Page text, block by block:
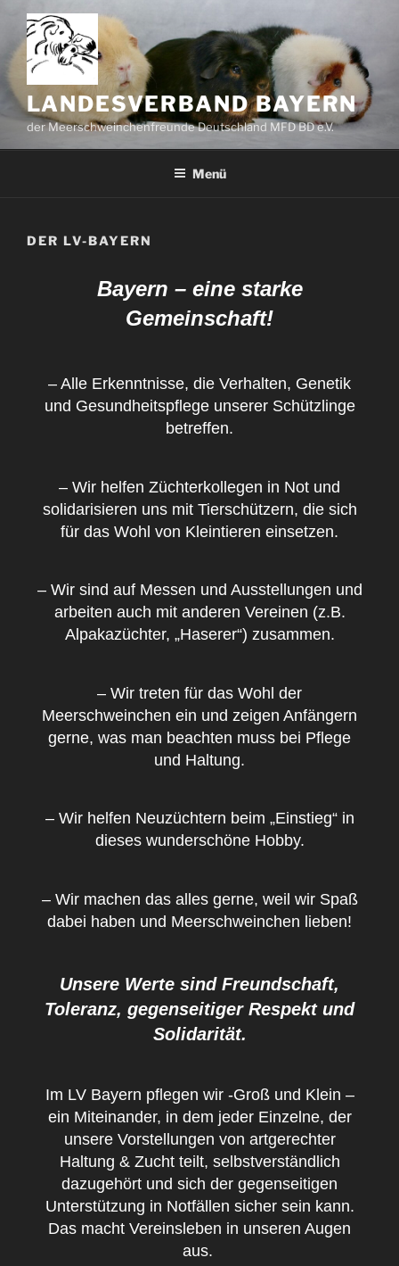
LANDESVERBAND BAYERN
der Meerschweinchenfreunde Deutschland MFD BD e.V.
Menü
DER LV-BAYERN
Bayern – eine starke
Gemeinschaft!
– Alle Erkenntnisse, die Verhalten, Genetik
und Gesundheitspflege unserer Schützlinge
betreffen.
– Wir helfen Züchterkollegen in Not und
solidarisieren uns mit Tierschützern, die sich
für das Wohl von Kleintieren einsetzen.
– Wir sind auf Messen und Ausstellungen und
arbeiten auch mit anderen Vereinen (z.B.
Alpakazüchter, „Haserer“) zusammen.
– Wir treten für das Wohl der
Meerschweinchen ein und zeigen Anfängern
gerne, was man beachten muss bei Pflege
und Haltung.
– Wir helfen Neuzüchtern beim „Einstieg“ in
dieses wunderschöne Hobby.
– Wir machen das alles gerne, weil wir Spaß
dabei haben und Meerschweinchen lieben!
Unsere Werte sind Freundschaft,
Toleranz, gegenseitiger Respekt und
Solidarität.
Im LV Bayern pflegen wir -Groß und Klein –
ein Miteinander, in dem jeder Einzelne, der
unsere Vorstellungen von artgerechter
Haltung & Zucht teilt, selbstverständlich
dazugehört und sich der gegenseitigen
Unterstützung in Notfällen sicher sein kann.
Das macht Vereinsleben in unseren Augen
aus.